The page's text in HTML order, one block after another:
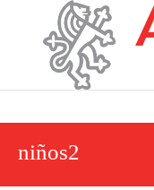
niños2